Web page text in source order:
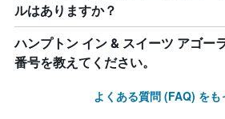
ルはありますか？
ハンプトン イン & スイーツ アゴー
番号を教えてください。
よくある質問 (FAQ) をも